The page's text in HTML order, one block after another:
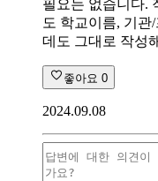
필요는 없습니다.
도 학교이름, 기관
데도 그대로 작성
좋아요 0
2024.09.08